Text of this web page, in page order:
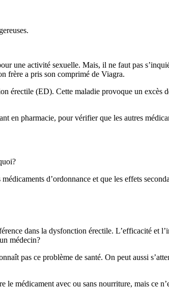
une activité sexuelle. Mais, il ne faut pas
frère a pris son comprimé de Viagra.
érectile (ED). Cette maladie provoque un excès
en pharmacie, pour vérifier que les autres
d’ordonnance et que les effets
dans la dysfonction érectile. L’efficacité et
médecin?
pas ce problème de santé. On peut aussi
médicament avec ou sans nourriture, mais ce